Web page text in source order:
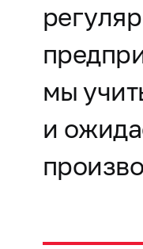
мы
и